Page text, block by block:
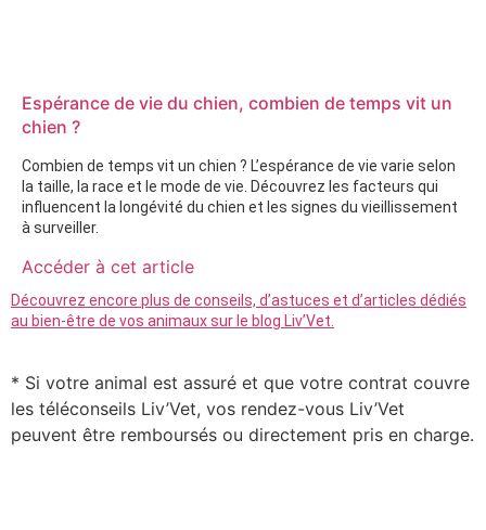
Espérance de vie du chien, combien de temps vit un
chien ?
Combien de temps vit un chien ? L’espérance de vie varie selon
la taille, la race et le mode de vie. Découvrez les facteurs qui
influencent la longévité du chien et les signes du vieillissement
à surveiller.
Accéder à cet article
Découvrez encore plus de conseils, d’astuces et d’articles dédiés
au bien-être de vos animaux sur le blog Liv’Vet.
* Si votre animal est assuré et que votre contrat couvre
les téléconseils Liv’Vet, vos rendez-vous Liv’Vet
peuvent être remboursés ou directement pris en charge.